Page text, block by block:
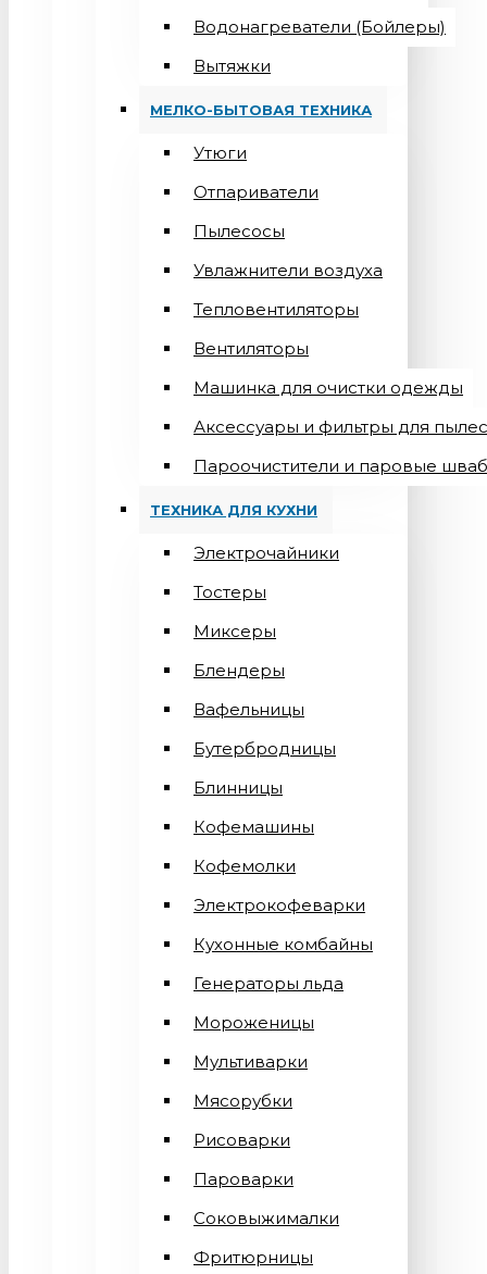
Водонагреватели (Бойлеры)
Вытяжки
МЕЛКО-БЫТОВАЯ ТЕХНИКА
Утюги
Отпариватели
Пылесосы
Увлажнители воздуха
Тепловентиляторы
Вентиляторы
Машинка для очистки одежды
Аксессуары и фильтры для
Пароочистители и паровые
ТЕХНИКА ДЛЯ КУХНИ
Электрочайники
Тостеры
Миксеры
Блендеры
Вафельницы
Бутербродницы
Блинницы
Кофемашины
Кофемолки
Электрокофеварки
Кухонные комбайны
Генераторы льда
Мороженицы
Мультиварки
Мясорубки
Рисоварки
Пароварки
Соковыжималки
Фритюрницы